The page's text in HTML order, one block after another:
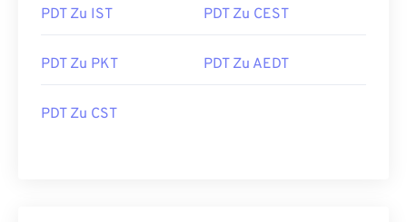
PDT Zu IST PDT Zu CEST
PDT Zu PKT PDT Zu AEDT
PDT Zu CST